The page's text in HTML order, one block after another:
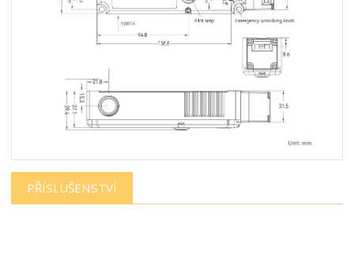
PŘÍSLUŠENSTVÍ